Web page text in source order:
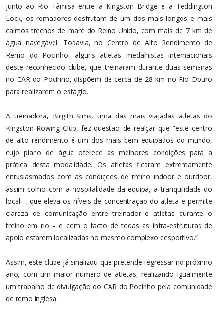
junto ao Rio Tâmisa entre a Kingston Bridge e a Teddington
Lock, os remadores desfrutam de um dos mais longos e mais
calmos trechos de maré do Reino Unido, com mais de 7 km de
água navegável. Todavia, no Centro de Alto Rendimento de
Remo do Pocinho, alguns atletas medalhistas internacionais
deste reconhecido clube, que treinaram durante duas semanas
no CAR do Pocinho, dispõem de cerca de 28 km no Rio Douro
para realizarem o estágio.
A treinadora, Birgith Sims, uma das mais viajadas atletas do
Kingston Rowing Club, fez questão de realçar que “este centro
de alto rendimento é um dos mais bem equipados do mundo,
cujo plano de água oferece as melhores condições para a
prática desta modalidade. Os atletas ficaram extremamente
entusiasmados com as condições de treino indoor e outdoor,
assim como com a hospitalidade da equipa, a tranquilidade do
local – que eleva os níveis de concentração do atleta e permite
clareza de comunicação entre treinador e atletas durante o
treino em rio – e com o facto de todas as infra-estruturas de
apoio estarem localizadas no mesmo complexo desportivo.”
Assim, este clube já sinalizou que pretende regressar no próximo
ano, com um maior número de atletas, realizando igualmente
um trabalho de divulgação do CAR do Pocinho pela comunidade
de remo inglesa.